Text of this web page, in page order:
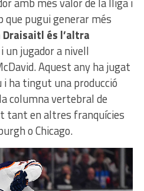
que pugui generar més
Draisaitl és l’altra
i un jugador a nivell
Aquest any ha jugat
ha tingut una producció
columna vertebral de
tant en altres franquícies
o Chicago.